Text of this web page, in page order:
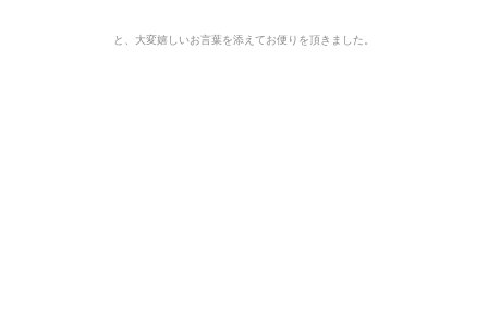
と、大変嬉しいお言葉を添えてお便りを頂きました。